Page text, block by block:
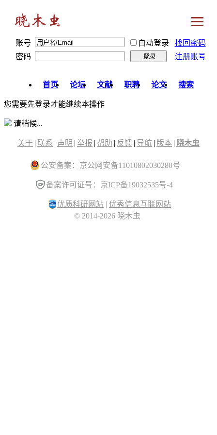
账号 自动登录
找回密码
密码
登录 注册账号
首页 论坛 文献 职聘 论文 搜索
您需要先登录才能继续本操作
请稍候...
关于 | 联系 | 声明 | 举报 | 帮助 | 反馈 | 导航 | 版本 | 晓木虫
公安备案：京公网安备11010802030280号
备案许可证号：京ICP备19032535号-4
优质科研网站 | 优秀信息互联网站
© 2014-2026 晓木虫